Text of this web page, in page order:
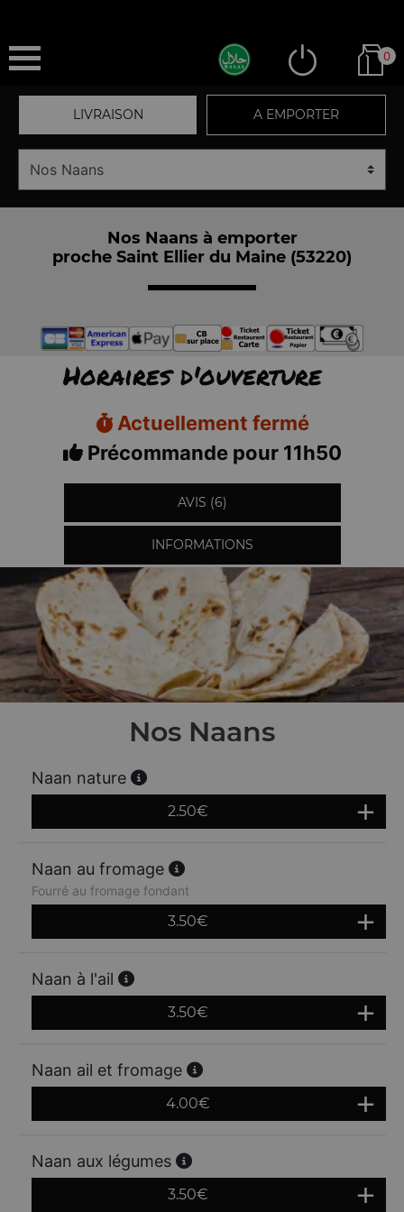
0
LIVRAISON A EMPORTER
Nos Naans à emporter
proche Saint Ellier du Maine (53220)
Horaires d'ouverture
Actuellement fermé
Précommande pour 11h50
AVIS (6)
INFORMATIONS
Nos Naans
Naan nature
2.50€
Naan au fromage
Fourré au fromage fondant
3.50€
Naan à l'ail
3.50€
Naan ail et fromage
4.00€
Naan aux légumes
3.50€